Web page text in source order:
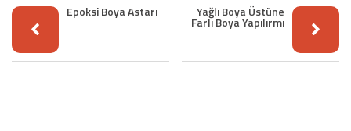
Epoksi Boya Astarı Yağlı Boya Üstüne
Farlı Boya Yapılırmı